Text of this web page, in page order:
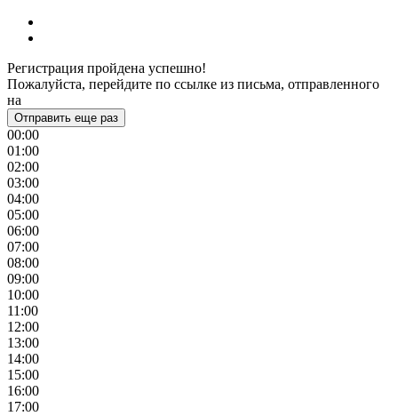
Регистрация пройдена успешно!
Пожалуйста, перейдите по ссылке из письма, отправленного
на
Отправить еще раз
00:00
01:00
02:00
03:00
04:00
05:00
06:00
07:00
08:00
09:00
10:00
11:00
12:00
13:00
14:00
15:00
16:00
17:00